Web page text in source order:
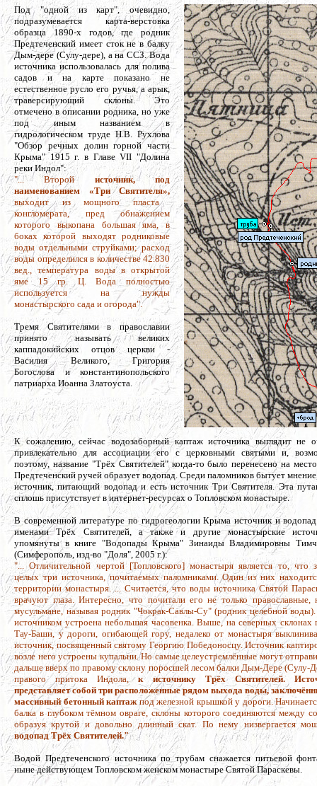
К сожалению, сейчас водозаборный каптаж источника выглядит не
привлекательно для ассоциации его с церковными святыми и,
поэтому, название "Трёх Святителей" когда-то было перенесено на
Предтеченский ручей образует водопад. Среди паломников бытует
источник, питающий водопад и есть источник Три Святителя. Эта
сплошь присутствует в интернет-ресурсах о Топловском монастыре.
В современной литературе по гидрогеологии Крыма источник и
именами Трёх Святителей, а также и другие монастырские
упомянуты в книге "Водопады Крыма" Зинаиды Владимировны
(Симферополь, изд-во "Доля", 2005 г.):
"... Отличительной чертой [Топловского] монастыря является то, что
целых три источника, почитаемых паломниками. Один из них
территории монастыря. ... Считается, что воды источника Святой
врачуют глаза. Интересно, что почитали его не только православные,
мусульмане, называя родник "Чокрак-Савлы-Су" (родник целебной
источником устроена небольшая часовенка. Выше, на северных склонах
Тау-Баши, у дороги, огибающей гору, недалеко от монастыря
источник, посвященный святому Георгию Победоносцу. Источник
возле него устроены купальни. Но самые целеустремлённые могут
дальше вверх по правому склону поросшей лесом балки Дым-Дере (Сулу-
правого притока Индола,к источнику Трёх Святителей.
представляет собой три расположенные рядом выхода воды,
массивный бетонный каптажпод железной крышкой у дороги.
балка в глубоком тёмном овраге, склоны которого соединяются между
образуя крутой и довольно длинный скат. По нему низвергается
водопад Трёх Святителей."
Водой Предтеченского источника по трубам снажается питьевой
ныне действующем Топловском женском монастыре Святой Параскевы.
Под "одной из карт", очевидно,
подразумевается карта-верстовка
образца 1890-х годов, где родник
Предтеченский имеет сток не в балку
Дым-дере (Сулу-дере), а на ССЗ. Вода
источника использовалась для полива
садов и на карте показано не
естественное русло его ручья, а арык,
траверсирующий склоны. Это
отмечено в описании родника, но уже
под иным названием в
гидрологическом труде Н.В. Рухлова
"Обзор речных долин горной части
Крыма" 1915 г. в Главе VII "Долина
реки Индол":
"... Второй источник, под
наименованием «Три Святителя»,
выходит из мощного пласта
конгломерата, пред обнажением
которого выкопана большая яма, в
боках которой выходят родниковые
воды отдельными струйками; расход
воды определился в количестве 42.830
вед., температура воды в открытой
яме 15 гр. Ц. Вода полностью
используется на нужды
монастырского сада и огорода".
Тремя Святителями в православии
принято называть великих
каппадокийских отцов церкви -
Василия Великого, Григория
Богослова и константинопольского
патриарха Иоанна Златоуста.